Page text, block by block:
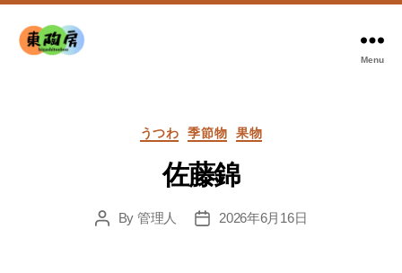
Menu
Categories
うつわ 季節物 果物
佐藤錦
PostBy 管理人
Post2026年6月16日